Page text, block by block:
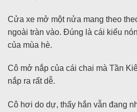
Cửa xe mở một nửa mang theo
ngoài tràn vào. Đúng là cái kiểu
của mùa hè.
Cô mở nắp của cái chai mà Tần
nắp ra rất dễ.
Cô hơi do dự, thấy hắn vẫn đang